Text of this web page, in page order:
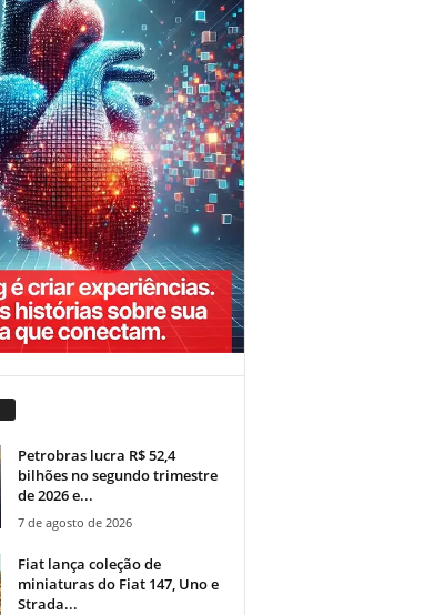
Petrobras lucra R$ 52,4
bilhões no segundo trimestre
de 2026 e...
7 de agosto de 2026
Fiat lança coleção de
miniaturas do Fiat 147, Uno e
Strada...